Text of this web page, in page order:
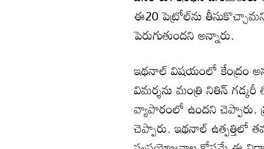
ఈ20 పెట్రోల్‌ను
పెరుగుతుందని అన్నారు.
ఇథనాల్ విషయంలో కేంద్రం
విమర్శను మంత్రి నితిన్
వ్యాపారంలో ఉందని చెప్పారు.
చెప్పారు. ఇథనాల్ ఉత్పత్తిలో